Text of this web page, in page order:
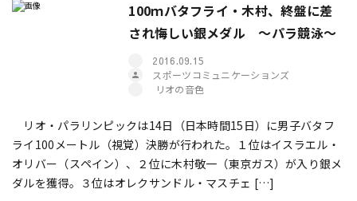
100ｍバタフライ・木村、終盤に差
され悔しい銀メダル ～パラ競泳～
2016.09.15
スポーツコミュニケーションズ
リオの音色
リオ・パラリンピックは14日（日本時間15日）に男子バタフ
ライ100メートル（視覚）決勝が行われた。１位はイスラエル・
オリバー（スペイン）、２位に木村敬一（東京ガス）が入り銀メ
ダルを獲得。３位はオレクサンドル・マスチェ […]